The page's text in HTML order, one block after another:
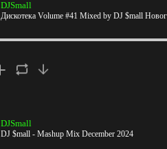
DJSmall
Дискотека Volume #41 Mixed by DJ $mall
DJSmall
DJ $mall - Mashup Mix December 2024